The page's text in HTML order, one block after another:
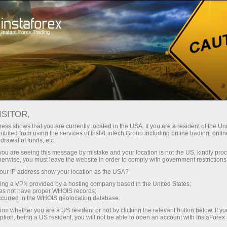
О компании
Об ИнстаФорекс
Бренд ИнстаФорекс был создан в 2007 году
и на данный момент стал выбором свыше
7 000 000 трейдеров по всему миру.
shows that you are currently located in the USA. If you are a resident of the
from using the services of InstaFintech Group including online trading,
of funds, etc.
are seeing this message by mistake and your location is not the US, kindly
you must leave the website in order to comply with government
IP address show your location as the USA?
a VPN provided by a hosting company based in the United States;
not have proper WHOIS records;
in the WHOIS geolocation database.
whether you are a US resident or not by clicking the relevant button below. If
being a US resident, you will not be able to open an account with InstaForex